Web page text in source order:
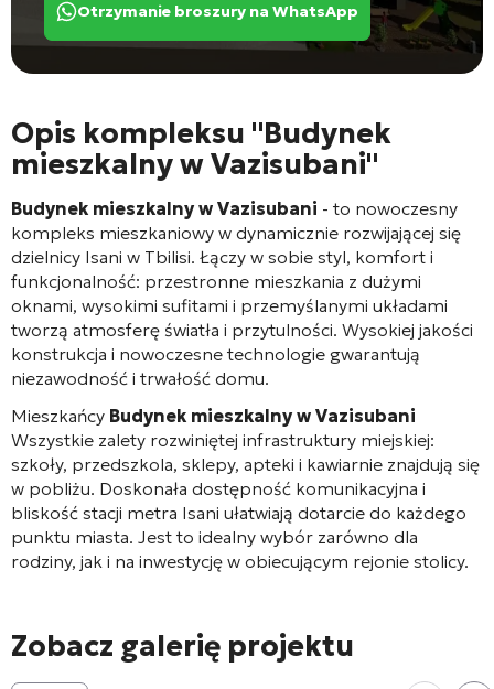
Otrzymanie broszury na WhatsApp
Opis kompleksu "Budynek
mieszkalny w Vazisubani"
Budynek mieszkalny w Vazisubani - to nowoczesny
kompleks mieszkaniowy w dynamicznie rozwijającej się
dzielnicy Isani w Tbilisi. Łączy w sobie styl, komfort i
funkcjonalność: przestronne mieszkania z dużymi
oknami, wysokimi sufitami i przemyślanymi układami
tworzą atmosferę światła i przytulności. Wysokiej jakości
konstrukcja i nowoczesne technologie gwarantują
niezawodność i trwałość domu.
Mieszkańcy Budynek mieszkalny w Vazisubani
Wszystkie zalety rozwiniętej infrastruktury miejskiej:
szkoły, przedszkola, sklepy, apteki i kawiarnie znajdują się
w pobliżu. Doskonała dostępność komunikacyjna i
bliskość stacji metra Isani ułatwiają dotarcie do każdego
punktu miasta. Jest to idealny wybór zarówno dla
rodziny, jak i na inwestycję w obiecującym rejonie stolicy.
Zobacz galerię projektu